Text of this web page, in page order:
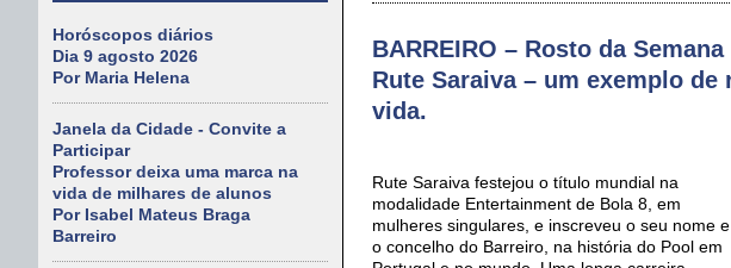
Horóscopos diários
Dia 9 agosto 2026
Por Maria Helena
Janela da Cidade - Convite a
Participar
Professor deixa uma marca na
vida de milhares de alunos
Por Isabel Mateus Braga
Barreiro
BARREIRO – Rosto da Semana
Rute Saraiva – um exemplo
vida.
Rute Saraiva festejou o título mundial na
modalidade Entertainment de Bola 8, em
mulheres singulares, e inscreveu o seu nome e
o concelho do Barreiro, na história do Pool em